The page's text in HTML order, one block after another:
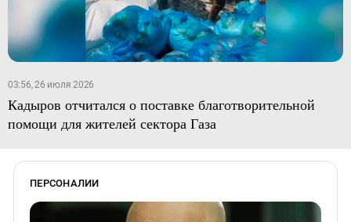
03:56, 26 июля 2026
Кадыров отчитался о поставке благотворительной
помощи для жителей сектора Газа
ПЕРСОНАЛИИ